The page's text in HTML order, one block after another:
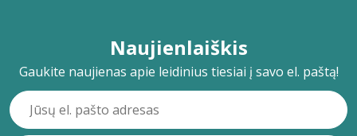
Naujienlaiškis
Gaukite naujienas apie leidinius tiesiai į savo el. paštą!